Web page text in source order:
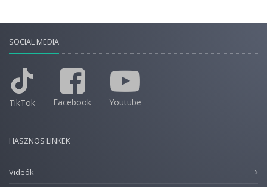
SOCIAL MEDIA
TikTok Facebook Youtube
HASZNOS LINKEK
Videók